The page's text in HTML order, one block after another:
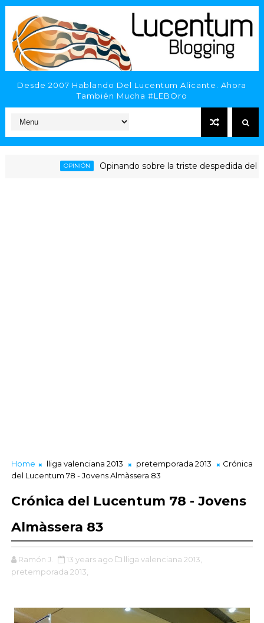
Desde 2007 Hablando Del Lucentum Alicante. Ahora
También Mucha #LEBOro
Opinando sobre la triste despedida del HLA
Home lliga valenciana 2013 pretemporada 2013
Crónica
del Lucentum 78 - Jovens Almàssera 83
Crónica del Lucentum 78 - Jovens
Almàssera 83
Ramón J. 13 years ago
lliga valenciana 2013,
pretemporada 2013,